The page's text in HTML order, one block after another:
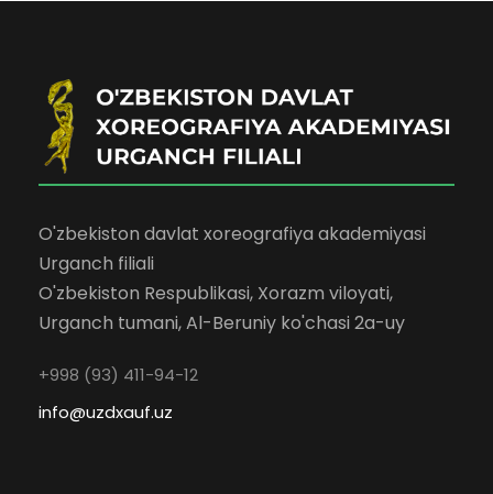
O'zbekiston davlat xoreografiya akademiyasi
Urganch filiali
O'zbekiston Respublikasi, Xorazm viloyati,
Urganch tumani, Al-Beruniy ko'chasi 2a-uy
+998 (93) 411-94-12
info@uzdxauf.uz